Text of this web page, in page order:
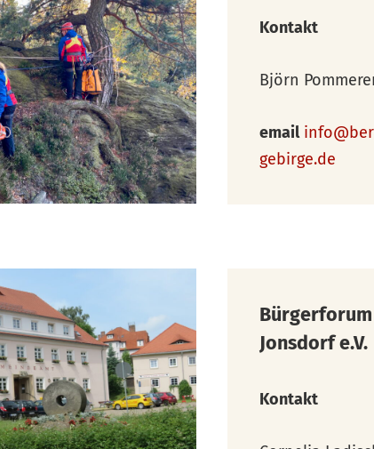
Kontakt
Björn
email
gebirge.de
Bürgerforum
Jonsdorf e.V.
Kontakt